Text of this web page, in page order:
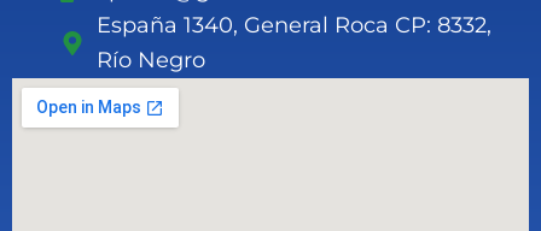
España 1340, General Roca CP: 8332,
Río Negro